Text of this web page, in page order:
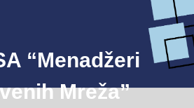
“Menadžeri
Mreža”